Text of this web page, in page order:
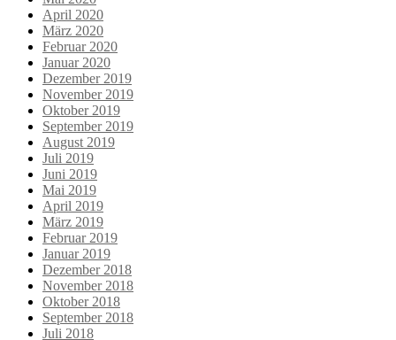
April 2020
März 2020
Februar 2020
Januar 2020
Dezember 2019
November 2019
Oktober 2019
September 2019
August 2019
Juli 2019
Juni 2019
Mai 2019
April 2019
März 2019
Februar 2019
Januar 2019
Dezember 2018
November 2018
Oktober 2018
September 2018
Juli 2018